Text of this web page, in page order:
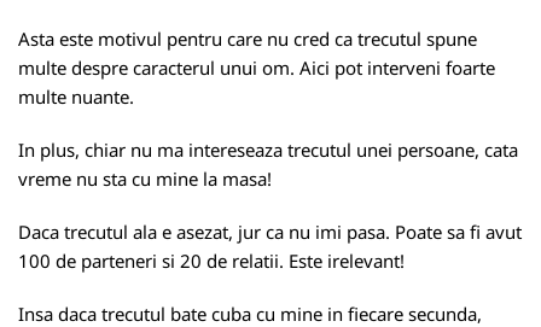
Asta este motivul pentru care nu cred ca trecutul spune
multe despre caracterul unui om. Aici pot interveni foarte
multe nuante.
In plus, chiar nu ma intereseaza trecutul unei persoane, cata
vreme nu sta cu mine la masa!
Daca trecutul ala e asezat, jur ca nu imi pasa. Poate sa fi avut
100 de parteneri si 20 de relatii. Este irelevant!
Insa daca trecutul bate cuba cu mine in fiecare secunda,